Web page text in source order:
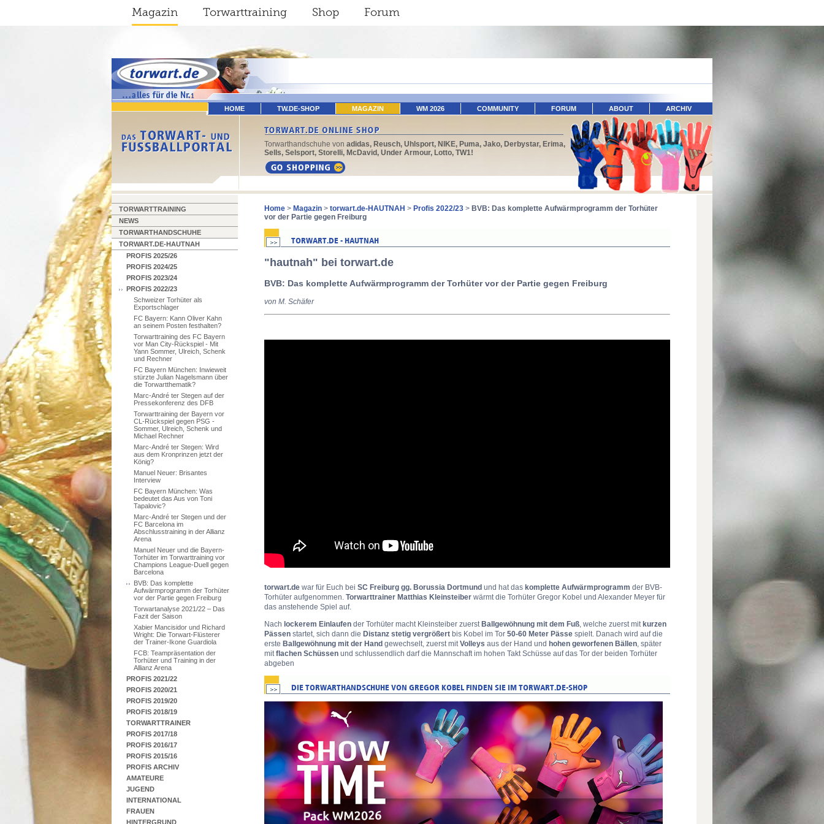
Magazin Torwarttraining Shop Forum
HOME TW.DE-SHOP MAGAZIN WM 2026 COMMUNITY FORUM ABOUT ARCHIV
Torwarthandschuhe von adidas, Reusch, Uhlsport, NIKE, Puma, Jako, Derbystar, Erima,
Sells, Selsport, Storelli, McDavid, Under Armour, Lotto, TW1!
TORWARTTRAINING
NEWS
TORWARTHANDSCHUHE
TORWART.DE-HAUTNAH
PROFIS 2025/26
PROFIS 2024/25
PROFIS 2023/24
PROFIS 2022/23
Schweizer Torhüter als
Exportschlager
FC Bayern: Kann Oliver Kahn
an seinem Posten festhalten?
Torwarttraining des FC Bayern
vor Man City-Rückspiel - Mit
Yann Sommer, Ulreich, Schenk
und Rechner
FC Bayern München: Inwieweit
stürzte Julian Nagelsmann über
die Torwartthematik?
Marc-André ter Stegen auf der
Pressekonferenz des DFB
Torwarttraining der Bayern vor
CL-Rückspiel gegen PSG -
Sommer, Ulreich, Schenk und
Michael Rechner
Marc-André ter Stegen: Wird
aus dem Kronprinzen jetzt der
König?
Manuel Neuer: Brisantes
Interview
FC Bayern München: Was
bedeutet das Aus von Toni
Tapalovic?
Marc-André ter Stegen und der
FC Barcelona im
Abschlusstraining in der Allianz
Arena
Manuel Neuer und die Bayern-
Torhüter im Torwarttraining vor
Champions League-Duell gegen
Barcelona
BVB: Das komplette
Aufwärmprogramm der Torhüter
vor der Partie gegen Freiburg
Torwartanalyse 2021/22 – Das
Fazit der Saison
Xabier Mancisidor und Richard
Wright: Die Torwart-Flüsterer
der Trainer-Ikone Guardiola
FCB: Teampräsentation der
Torhüter und Training in der
Allianz Arena
PROFIS 2021/22
PROFIS 2020/21
PROFIS 2019/20
PROFIS 2018/19
TORWARTTRAINER
PROFIS 2017/18
PROFIS 2016/17
PROFIS 2015/16
PROFIS ARCHIV
AMATEURE
JUGEND
INTERNATIONAL
FRAUEN
HINTERGRUND
Home > Magazin > torwart.de-HAUTNAH > Profis 2022/23 > BVB: Das komplette Aufwärmprogramm der Torhüter
vor der Partie gegen Freiburg
"hautnah" bei torwart.de
BVB: Das komplette Aufwärmprogramm der Torhüter vor der Partie gegen Freiburg
von M. Schäfer
torwart.de war für Euch bei SC Freiburg gg. Borussia Dortmund und hat das komplette Aufwärmprogramm der BVB-
Torhüter aufgenommen. Torwarttrainer Matthias Kleinsteiber wärmt die Torhüter Gregor Kobel und Alexander Meyer für
das anstehende Spiel auf.
Nach lockerem Einlaufen der Torhüter macht Kleinsteiber zuerst Ballgewöhnung mit dem Fuß , welche zuerst mit kurzen
Pässen startet, sich dann die Distanz stetig vergrößert bis Kobel im Tor 50-60 Meter Pässe spielt. Danach wird auf die
erste Ballgewöhnung mit der Hand gewechselt, zuerst mit Volleys aus der Hand und hohen geworfenen Bällen , später
mit flachen Schüssen und schlussendlich darf die Mannschaft im hohen Takt Schüsse auf das Tor der beiden Torhüter
abgeben